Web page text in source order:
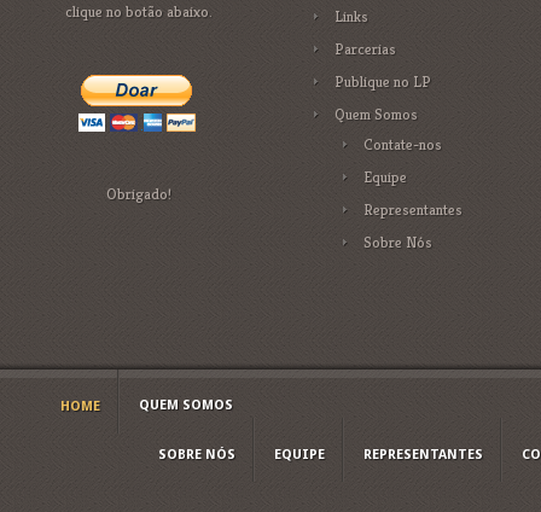
clique no botão abaixo.
Obrigado!
Links
Parcerias
Publique no LP
Quem Somos
Contate-nos
Equipe
Representantes
Sobre Nós
HOME QUEM SOMOS
SOBRE NÓS EQUIPE REPRESENTANTES